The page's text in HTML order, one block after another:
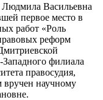
Васильевна
первое место в
работ «Роль
реформ
филиала
правосудия,
научному